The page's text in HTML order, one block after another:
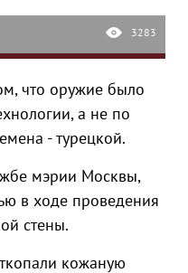
3283
что оружие было
а не по
- турецкой.
мэрии Москвы,
в ходе проведения
стены.
кожаную